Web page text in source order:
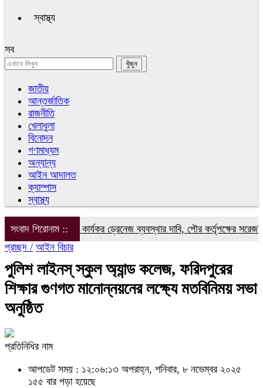
স্বাস্থ্য
সব
জাতীয়
আন্তর্জাতিক
রাজনীতি
খেলাধুলা
বিনোদন
গণমাধ্যম
অন্যান্য
আইন আদালত
ক্যাম্পাস
স্বাস্থ্য
সংবাদ শিরোনাম ::
১৮ নম্বর ওয়ার্ডে কার্যকর ড্রেনেজ ব্যবস্থার দাবি, পৌর কর্তৃপক্ষের সরেজমিন
প্রচ্ছদ / আইন বিচার
পুলিশ লাইনস্ স্কুল অ্যান্ড কলেজ, ফরিদপুরের
শিক্ষার গুণগত মানোন্নয়নের লক্ষ্যে মতবিনিময় সভা
অনুষ্ঠিত
প্রতিনিধির নাম
আপডেট সময় : ১২:০৬:১৩ অপরাহ্ন, শনিবার, ৮ নভেম্বর ২০২৫
১৫৫ বার পড়া হয়েছে